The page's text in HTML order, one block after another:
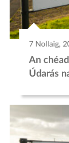
7 Nollaig,
An
Údarás